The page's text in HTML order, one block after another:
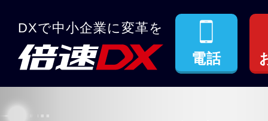
DXで中小企業に変革を
電話